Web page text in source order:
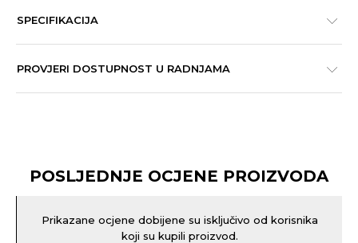
SPECIFIKACIJA
PROVJERI DOSTUPNOST U RADNJAMA
POSLJEDNJE OCJENE PROIZVODA
Prikazane ocjene dobijene su isključivo od korisnika
koji su kupili proizvod.